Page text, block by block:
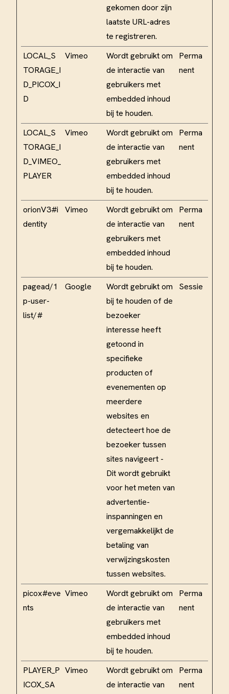
gekomen door zijn
laatste URL-adres
te registreren.
LOCAL_S
TORAGE_I
D_PICOX_I
D
Vimeo
Wordt gebruikt om
de interactie van
gebruikers met
embedded inhoud
bij te houden.
Perma
nent
LOCAL_S
TORAGE_I
D_VIMEO_
PLAYER
Vimeo
Wordt gebruikt om
de interactie van
gebruikers met
embedded inhoud
bij te houden.
Perma
nent
orionV3#i
dentity
Vimeo
Wordt gebruikt om
de interactie van
gebruikers met
embedded inhoud
bij te houden.
Perma
nent
pagead/1
p-user-
list/#
Google
Wordt gebruikt om
bij te houden of de
bezoeker
interesse heeft
getoond in
specifieke
producten of
evenementen op
meerdere
websites en
detecteert hoe de
bezoeker tussen
sites navigeert -
Dit wordt gebruikt
voor het meten van
advertentie-
inspanningen en
vergemakkelijkt de
betaling van
verwijzingskosten
tussen websites.
Sessie
picox#eve
nts
Vimeo
Wordt gebruikt om
de interactie van
gebruikers met
embedded inhoud
bij te houden.
Perma
nent
PLAYER_P
ICOX_SA
Vimeo
Wordt gebruikt om
de interactie van
Perma
nent